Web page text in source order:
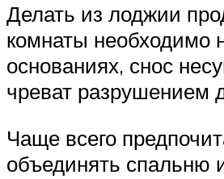
Делать из лоджии
комнаты необходимо
основаниях, снос
чреват разрушением
Чаще всего
объединять спальню